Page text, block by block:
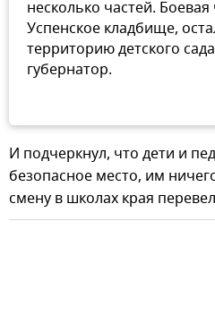
несколько частей. Боевая
Успенское кладбище,
территорию детского
губернатор.
И подчеркнул, что дети и
безопасное место, им
смену в школах края